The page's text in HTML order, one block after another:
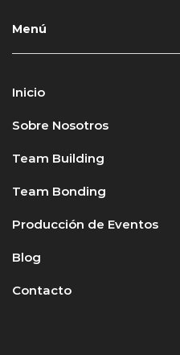
Menú
Inicio
Sobre Nosotros
Team Building
Team Bonding
Producción de Eventos
Blog
Contacto